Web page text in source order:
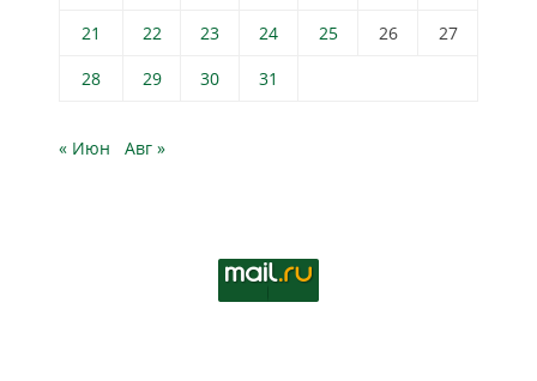
21
22 23 24 25 26
27
28
29 30 31
« Июн Авг »